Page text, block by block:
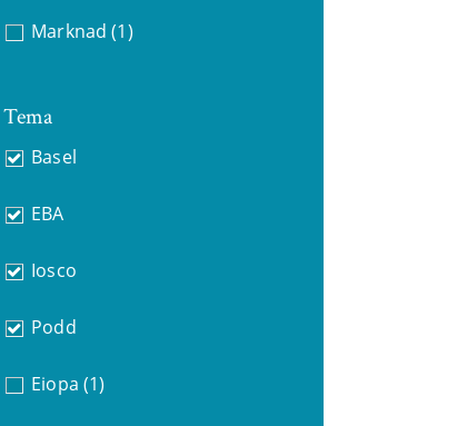
Marknad (1)
Tema
Basel
EBA
Iosco
Podd
Eiopa (1)